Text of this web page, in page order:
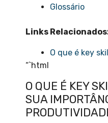
Glossário
Links
O que é key
“`html
O QUE É KEY
SUA